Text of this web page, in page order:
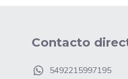
Contacto
5492215997195